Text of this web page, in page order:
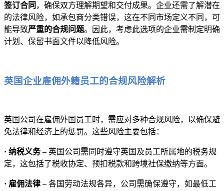
签订合同 ，确保双方理解期望和交付成果。企业还需了解潜在
的法律风险，如承包商分类错误，这在不同市场定义不同，可
能导致严重的合规问题。因此，考虑此选项的企业需制定明确
计划、保留书面文件以降低风险。
英国企业雇佣外籍员工的合规风险解析
英国公司在雇佣外国员工时，需应对多种合规风险，以确保避
免法律和经济上的惩罚。这些风险主要包括：
· 纳税义务 – 英国公司需同时遵守英国及员工所属地的税务规
定，这包括了税收协定、预扣税款和跨境社保缴纳等方面。
· 雇佣法律 –各国劳动法规各异，公司需确保遵守，如最低工